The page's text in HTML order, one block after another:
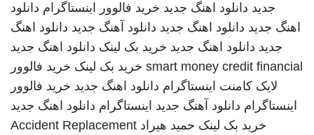
جدید دانلود اهنگ جدید خرید فالوور اینستاگرام دانلود
اهنگ جدید دانلود اهنگ جدید دانلود آهنگ جدید دانلود اهنگ
جدید دانلود اهنگ جدید خرید بک لینک دانلود اهنگ جدید
smart money credit financial خرید بک لینک خرید فالوور
لایک کامنت اینستاگرام دانلود اهنگ جدید خرید فالوور
اینستاگرام دانلود آهنگ جدید اینستاگرام دانلود اهنگ جدید
خرید بک لینک حمید هیراد Accident Replacement